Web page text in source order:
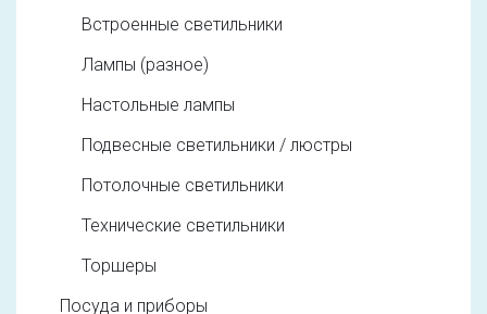
Встроенные светильники
Лампы (разное)
Настольные лампы
Подвесные светильники / люстры
Потолочные светильники
Технические светильники
Торшеры
Посуда и приборы